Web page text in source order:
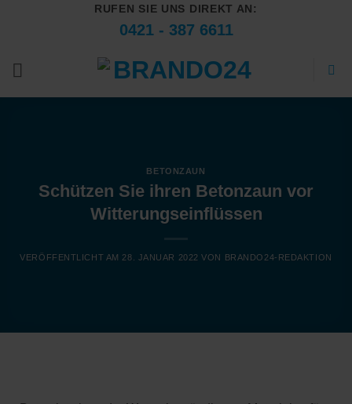
RUFEN SIE UNS DIREKT AN:
0421 - 387 6611
BETONZAUN
Schützen Sie ihren Betonzaun vor
Witterungseinflüssen
VERÖFFENTLICHT AM 28. JANUAR 2022 VON BRANDO24-REDAKTION